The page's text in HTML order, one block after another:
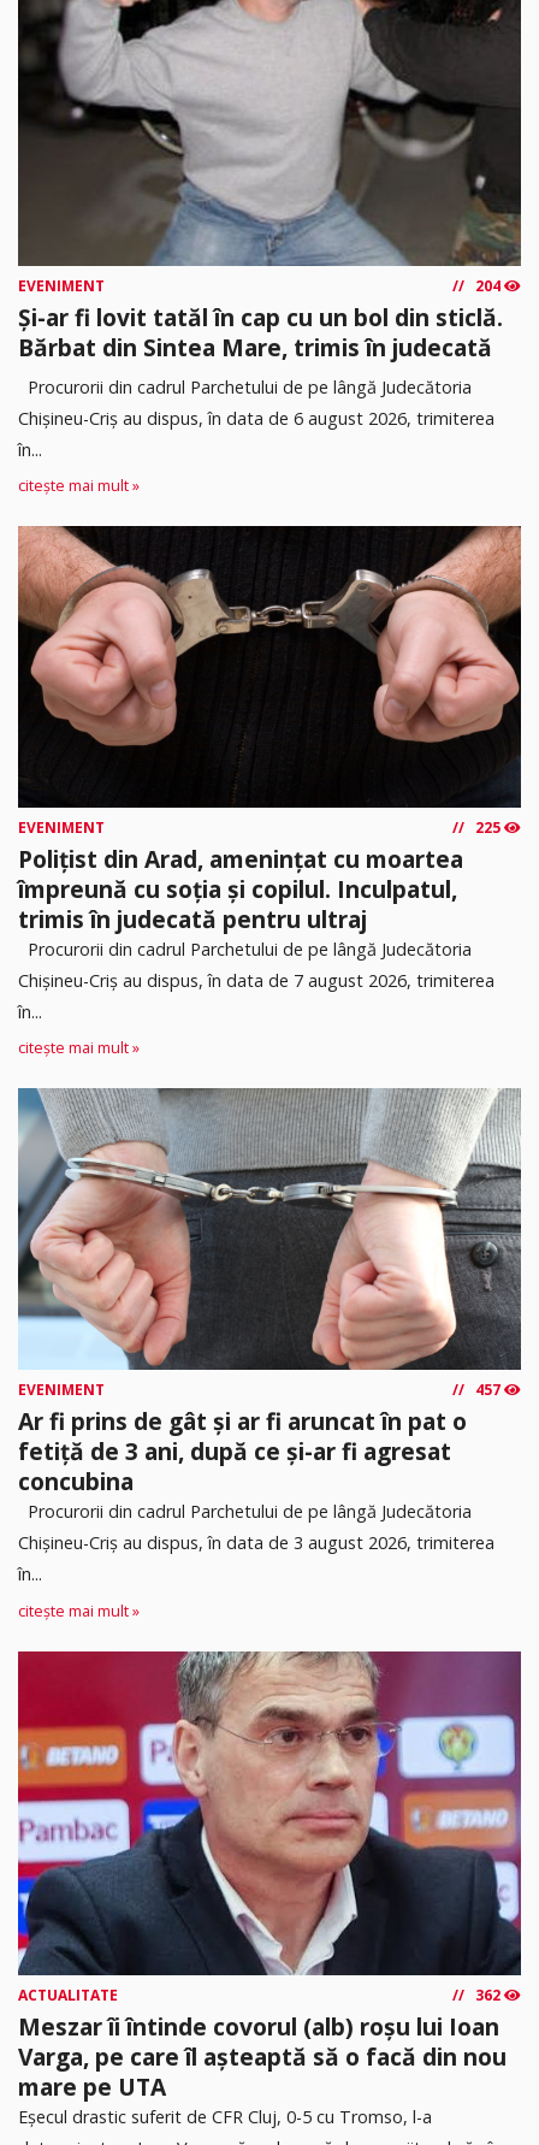
EVENIMENT 204
Și-ar fi lovit tatăl în cap cu un bol din sticlă.
Bărbat din Sintea Mare, trimis în judecată
Procurorii din cadrul Parchetului de pe lângă Judecătoria
Chișineu-Criș au dispus, în data de 6 august 2026, trimiterea
în...
citește mai mult »
EVENIMENT 225
Polițist din Arad, amenințat cu moartea
împreună cu soția și copilul. Inculpatul,
trimis în judecată pentru ultraj
Procurorii din cadrul Parchetului de pe lângă Judecătoria
Chișineu-Criș au dispus, în data de 7 august 2026, trimiterea
în...
citește mai mult »
EVENIMENT 457
Ar fi prins de gât și ar fi aruncat în pat o
fetiță de 3 ani, după ce și-ar fi agresat
concubina
Procurorii din cadrul Parchetului de pe lângă Judecătoria
Chișineu-Criș au dispus, în data de 3 august 2026, trimiterea
în...
citește mai mult »
ACTUALITATE 362
Meszar îi întinde covorul (alb) roșu lui Ioan
Varga, pe care îl așteaptă să o facă din nou
mare pe UTA
Eșecul drastic suferit de CFR Cluj, 0-5 cu Tromso, l-a